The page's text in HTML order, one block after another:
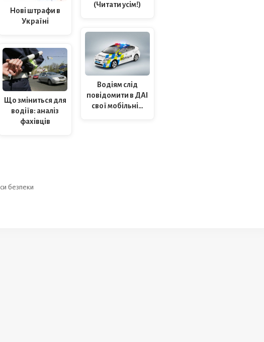
Нові штрафи в
Україні
Що зміниться для
водіїв: аналіз
фахівців
(Читати усім!)
Водіям слід
повідомити в ДАІ
свої мобільні…
безпеки